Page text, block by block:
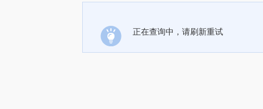
正在查询中，请刷新重试